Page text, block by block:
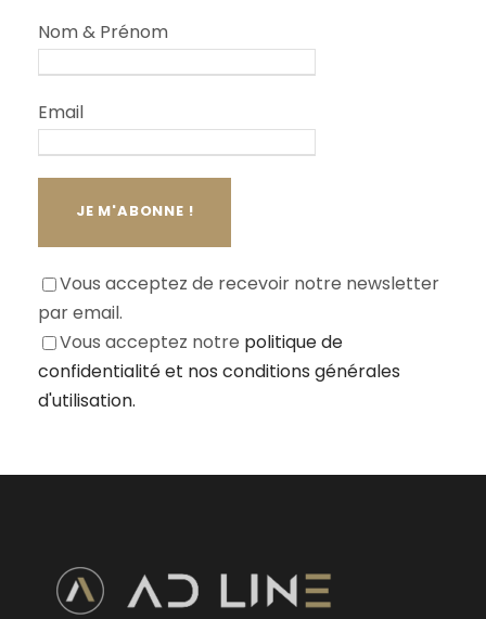
Nom & Prénom
Email
Vous acceptez de recevoir notre newsletter
par email.
Vous acceptez notre politique de
confidentialitéet nos conditions générales
d'utilisation.